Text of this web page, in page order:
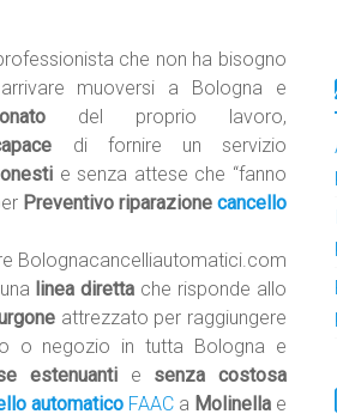
che non ha bisogno
muoversi a Bologna e
del proprio lavoro,
di fornire un servizio
onestie senza attese che “fanno
Preventivo riparazione cancello
Bolognacancelliautomatici.com
linea diretta che risponde allo
attrezzato per raggiungere
o negozio in tutta Bologna e
estenuantie senza costosa
automatico FAAC a Molinella e